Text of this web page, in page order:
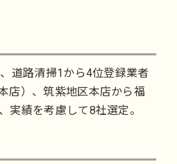
道路清掃1から4位登録業者
店）、筑紫地区本店から福
実績を考慮して8社選定。